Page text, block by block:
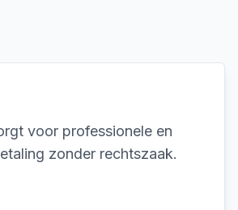
voor professionele en
zonder rechtszaak.